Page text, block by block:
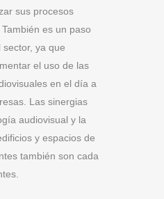
sus procesos
es un paso
sector, ya que
el uso de las
en el día a
Las sinergias
audiovisual y la
y espacios de
también son cada